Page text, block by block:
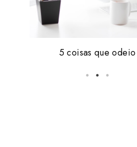
vale tudo.
5 coisas que odeio
Friday, i'm in love #16